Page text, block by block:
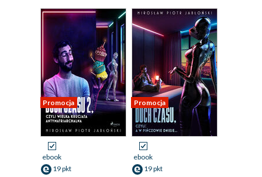
Promocja
ebook
19 pkt
Promocja
ebook
19 pkt